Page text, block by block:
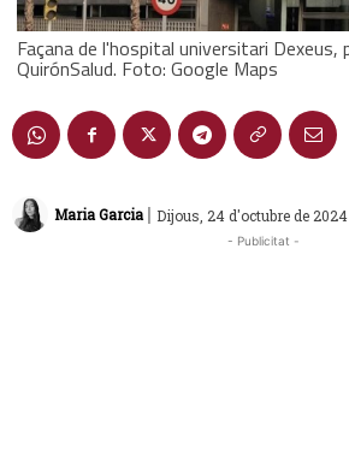
Façana de l'hospital universitari Dexeus,
QuirónSalud. Foto: Google Maps
Maria Garcia | Dijous, 24 d'octubre de 2024
- Publicitat -